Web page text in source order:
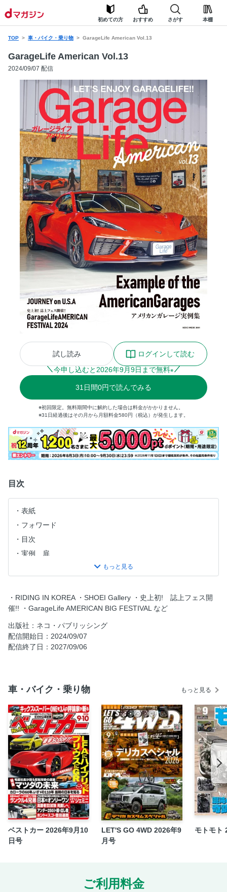
初めての方 おすすめ さがす 本棚
TOP 車・バイク・乗り物 GarageLife American Vol.13
GarageLife American Vol.13
2024/09/07 配信
試し読み
ログインして読む
今申し込むと 2026年9月9日まで無料※
31 日間0円で読んでみる
※初回限定。無料期間中に解約した場合は料金がかかりません。
※31日経過後はその月から月額料金580円（税込）が発生します。
目次
表紙
フォワード
目次
実例 扉
実例01 リアルな世界観をガレージに活かす。
実例03 セルフビルドガレージの究極系か？
実例04 ２台のアメ車を悠々収める2×４ガレージ。
実例05 想いをこめた遊びの空間。
実例06 海上コンテナのガレージライフ。
実例07 59キャデラックのガレージハウス。
実例10 5000㎡の敷地に建てたガレージハウス。
実例11 ３パート構成としたガレージ空間。
U.S.A. GRAND TOUR
巻中付録
史上初! GarageLifeアメリカン誌上フェスティバル
INFORMATION
TOURING IN KOREA
奥付
・RIDING IN KOREA ・SHOEI Gallery ・史上初! 誌上フェス開
催!! ・GarageLife AMERICAN BIG FESTIVAL など
出版社：ネコ・パブリッシング
配信開始日：2024/09/07
配信終了日：2027/09/06
車・バイク・乗り物 もっと見る
ベストカー 2026年9月10
日号
LET'S GO 4WD 2026年9
月号
モトモト
ご利用料金